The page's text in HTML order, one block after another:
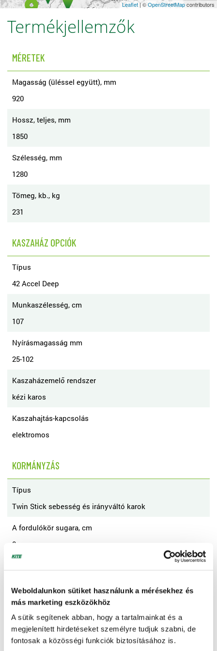
Weboldalunkon sütiket használunk a mérésekhez és
más marketing eszközökhöz
A sütik segítenek abban, hogy a tartalmainkat és a
megjelenített hirdetéseket személyre tudjuk szabni, de
fontosak a közösségi funkciók biztosításához is.
Leaflet | ©OpenStreetMapcontributors
Termékjellemzők
MÉRETEK
Magasság (üléssel együtt), mm
920
Hossz, teljes, mm
1850
Szélesség, mm
1280
Tömeg, kb., kg
231
KASZAHÁZ OPCIÓK
Típus
42 Accel Deep
Munkaszélesség, cm
107
Nyírásmagasság mm
25-102
Kaszaházemelő rendszer
kézi karos
Kaszahajtás-kapcsolás
elektromos
KORMÁNYZÁS
Típus
Twin Stick sebesség és irányváltó karok
A fordulókör sugara, cm
0
SEBESSÉGVÁLTÓ
Típus